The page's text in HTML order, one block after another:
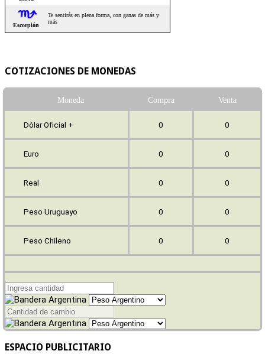
COTIZACIONES DE MONEDAS
Moneda Compra Venta
Dólar Oficial + 0 0
Euro 0 0
Real 0 0
Peso Uruguayo 0 0
Peso Chileno 0 0
ESPACIO PUBLICITARIO